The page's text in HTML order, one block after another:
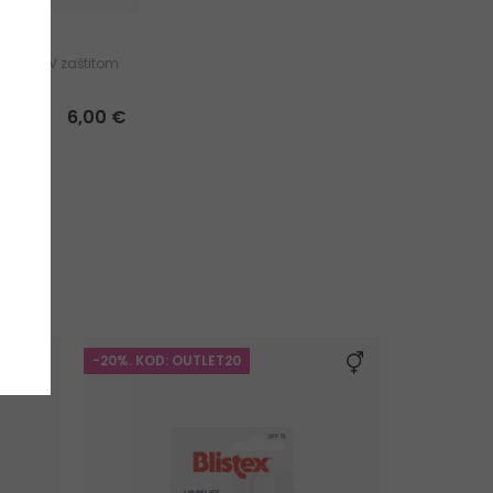
Sun
s UV zaštitom
6,00 €
-20%. KOD: OUTLET20